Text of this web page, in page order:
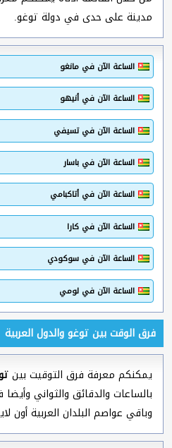
مدينة على حدى في دولة توغو.
الساعة الآن في مانغو
الساعة الآن في أنيهو
الساعة الآن في تسيفي
الساعة الآن في باسار
الساعة الآن في أتاكبامي
الساعة الآن في كارا
الساعة الآن في سوكودي
الساعة الآن في لومي
فرق الوقت بين توغو والدول العربية
يمكنكم معرفة فرق التوقيت بين
بالساعات والدقائق والثواني
وباقي عواصم البلدان العربية أون